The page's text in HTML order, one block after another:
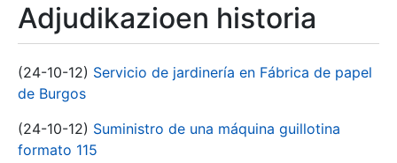
Adjudikazioen historia
(24-10-12) Servicio de jardinería en Fábrica de papel
de Burgos
(24-10-12) Suministro de una máquina guillotina
formato 115